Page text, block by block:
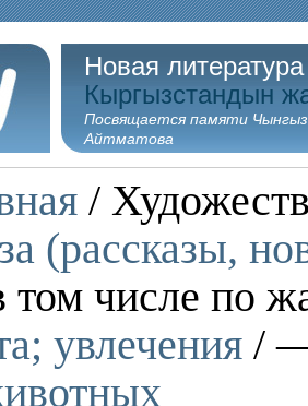
Новая
Кыргызстандын
Посвящается памяти
Айтматова
/
(рассказы,
числе по
увлечения /